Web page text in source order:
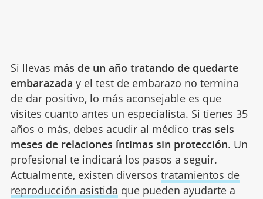
Si llevas más de un año tratando de quedarte
embarazada y el test de embarazo no termina
de dar positivo, lo más aconsejable es que
visites cuanto antes un especialista. Si tienes 35
años o más, debes acudir al médico tras seis
meses de relaciones íntimas sin protección. Un
profesional te indicará los pasos a seguir.
Actualmente, existen diversos tratamientos de
reproducción asistida que pueden ayudarte a